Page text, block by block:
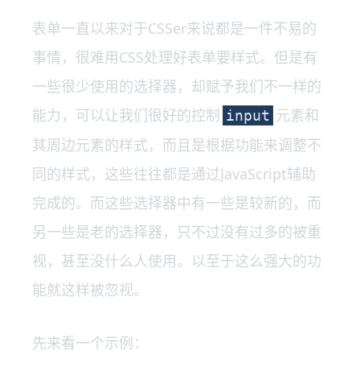
表单一直以来对于CSSer来说都是一件不易的
事情，很难用CSS处理好表单要样式。但是有
一些很少使用的选择器，却赋予我们不一样的
能力，可以让我们很好的控制
input 元素和
其周边元素的样式，而且是根据功能来调整不
同的样式，这些往往都是通过JavaScript辅助
完成的。而这些选择器中有一些是较新的，而
另一些是老的选择器，只不过没有过多的被重
视，甚至没什么人使用。以至于这么强大的功
能就这样被忽视。
先来看一个示例：